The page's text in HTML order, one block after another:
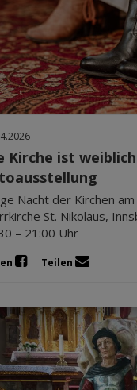
Kirche ist
Nacht der Kirchen
St. Nikolaus,
– 21:00 Uhr
Teilen